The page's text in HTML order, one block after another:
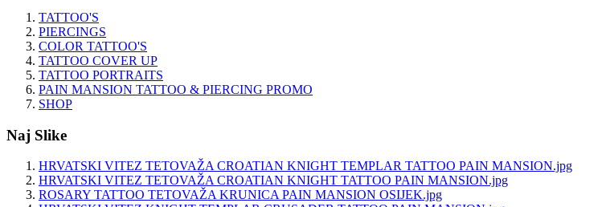
TATTOO'S
PIERCINGS
COLOR TATTOO'S
TATTOO COVER UP
TATTOO PORTRAITS
PAIN MANSION TATTOO & PIERCING PROMO
SHOP
Naj Slike
HRVATSKI VITEZ TETOVAŽA CROATIAN KNIGHT TEMPLAR TATTOO PAIN MANSION.jpg
HRVATSKI VITEZ TETOVAŽA CROATIAN KNIGHT TATTOO PAIN MANSION.jpg
ROSARY TATTOO TETOVAŽA KRUNICA PAIN MANSION OSIJEK.jpg